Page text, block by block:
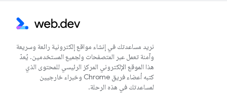
نريد مساعدتك في إنشاء مواقع إلكترونية رائعة وسريعة
وآمنة تعمل عبر المتصفحات ولجميع المستخدمين. يُعدّ
هذا الموقع الإلكتروني المركز الرئيسي للمحتوى الذي
كتبه أعضاء فريق Chrome وخبراء خارجيين
لمساعدتك في هذه الرحلة.